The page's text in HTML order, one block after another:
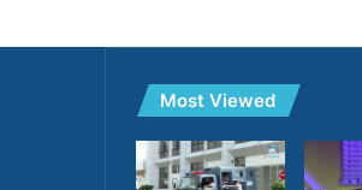
Most Viewed